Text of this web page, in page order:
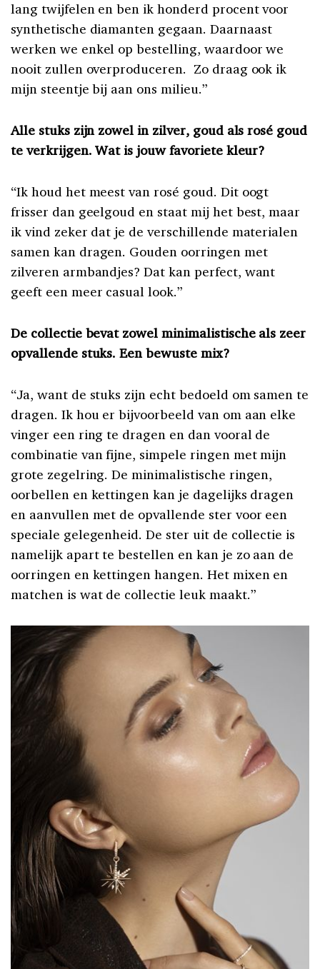
lang twijfelen en ben ik honderd procent voor
synthetische diamanten gegaan. Daarnaast
werken we enkel op bestelling, waardoor we
nooit zullen overproduceren. Zo draag ook ik
mijn steentje bij aan ons milieu.”
Alle stuks zijn zowel in zilver, goud als rosé goud
te verkrijgen. Wat is jouw favoriete kleur?
“Ik houd het meest van rosé goud. Dit oogt
frisser dan geelgoud en staat mij het best, maar
ik vind zeker dat je de verschillende materialen
samen kan dragen. Gouden oorringen met
zilveren armbandjes? Dat kan perfect, want
geeft een meer casual look.”
De collectie bevat zowel minimalistische als zeer
opvallende stuks. Een bewuste mix?
“Ja, want de stuks zijn echt bedoeld om samen te
dragen. Ik hou er bijvoorbeeld van om aan elke
vinger een ring te dragen en dan vooral de
combinatie van fijne, simpele ringen met mijn
grote zegelring. De minimalistische ringen,
oorbellen en kettingen kan je dagelijks dragen
en aanvullen met de opvallende ster voor een
speciale gelegenheid. De ster uit de collectie is
namelijk apart te bestellen en kan je zo aan de
oorringen en kettingen hangen. Het mixen en
matchen is wat de collectie leuk maakt.”